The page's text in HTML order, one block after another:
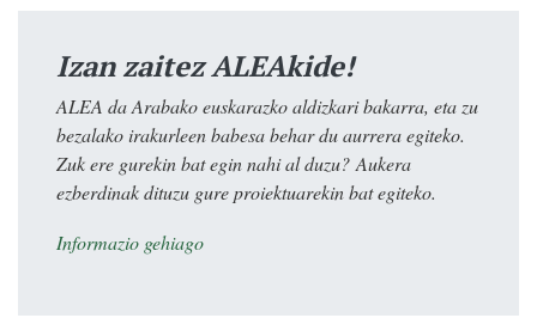
Izan zaitez ALEAkide!
ALEA da Arabako euskarazko aldizkari bakarra, eta zu
bezalako irakurleen babesa behar du aurrera egiteko.
Zuk ere gurekin bat egin nahi al duzu? Aukera
ezberdinak dituzu gure proiektuarekin bat egiteko.
Informazio gehiago